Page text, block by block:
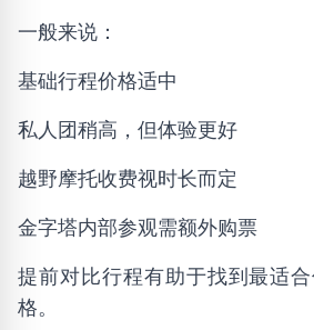
一般来说：
基础行程价格适中
私人团稍高，但体验更好
越野摩托收费视时长而定
金字塔内部参观需额外购票
提前对比行程有助于找到最适
格。